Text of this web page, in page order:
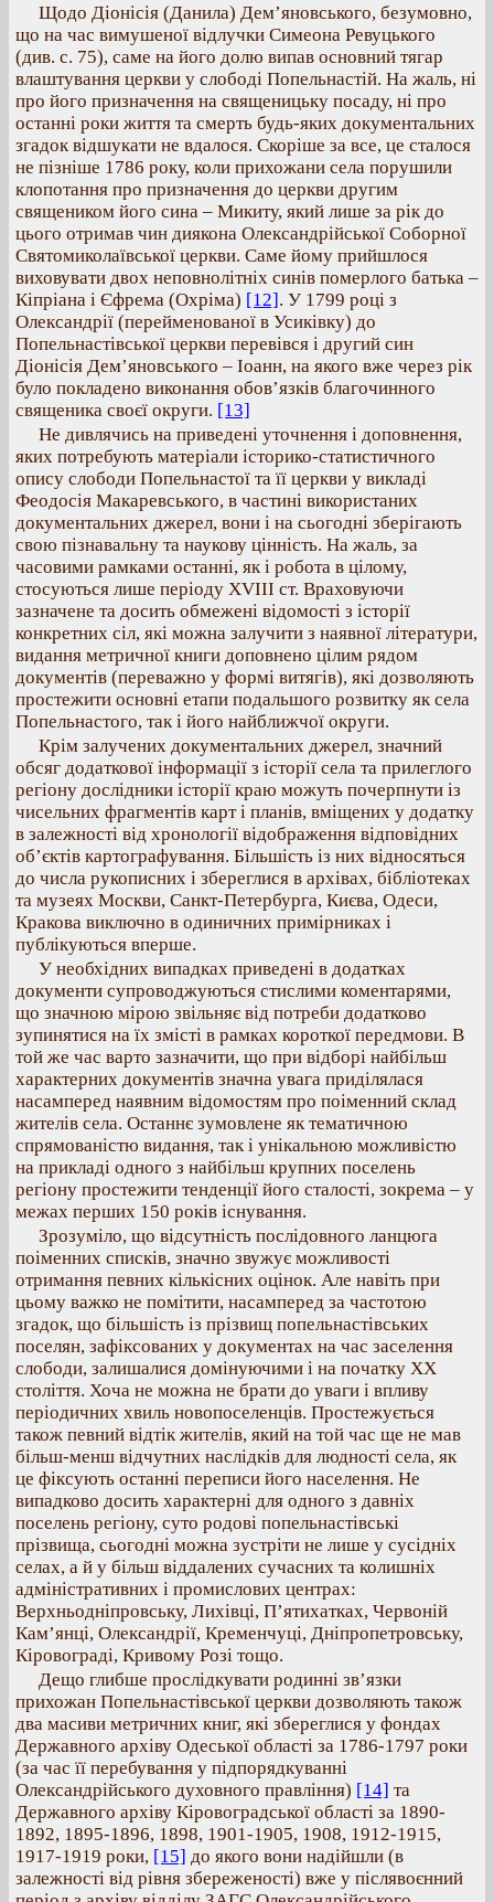
Щодо Діонісія (Данила) Дем’яновського, безумовно,
що на час вимушеної відлучки Симеона Ревуцького
(див. с. 75), саме на його долю випав основний тягар
влаштування церкви у слободі Попельнастій. На жаль, ні
про його призначення на священицьку посаду, ні про
останні роки життя та смерть будь-яких документальних
згадок відшукати не вдалося. Скоріше за все, це сталося
не пізніше 1786 року, коли прихожани села порушили
клопотання про призначення до церкви другим
священиком його сина – Микиту, який лише за рік до
цього отримав чин диякона Олександрійської Соборної
Святомиколаївської церкви. Саме йому прийшлося
виховувати двох неповнолітніх синів померлого батька –
Кіпріана і Єфрема (Охріма) [12]. У 1799 році з
Олександрії (перейменованої в Усиківку) до
Попельнастівської церкви перевівся і другий син
Діонісія Дем’яновського – Іоанн, на якого вже через рік
було покладено виконання обов’язків благочинного
священика своєї округи. [13]
Не дивлячись на приведені уточнення і доповнення,
яких потребують матеріали історико-статистичного
опису слободи Попельнастої та її церкви у викладі
Феодосія Макаревського, в частині використаних
документальних джерел, вони і на сьогодні зберігають
свою пізнавальну та наукову цінність. На жаль, за
часовими рамками останні, як і робота в цілому,
стосуються лише періоду ХVІІІ ст. Враховуючи
зазначене та досить обмежені відомості з історії
конкретних сіл, які можна залучити з наявної літератури,
видання метричної книги доповнено цілим рядом
документів (переважно у формі витягів), які дозволяють
простежити основні етапи подальшого розвитку як села
Попельнастого, так і його найближчої округи.
Крім залучених документальних джерел, значний
обсяг додаткової інформації з історії села та прилеглого
регіону дослідники історії краю можуть почерпнути із
чисельних фрагментів карт і планів, вміщених у додатку
в залежності від хронології відображення відповідних
об’єктів картографування. Більшість із них відносяться
до числа рукописних і збереглися в архівах, бібліотеках
та музеях Москви, Санкт-Петербурга, Києва, Одеси,
Кракова виключно в одиничних примірниках і
публікуються вперше.
У необхідних випадках приведені в додатках
документи супроводжуються стислими коментарями,
що значною мірою звільняє від потреби додатково
зупинятися на їх змісті в рамках короткої передмови. В
той же час варто зазначити, що при відборі найбільш
характерних документів значна увага приділялася
насамперед наявним відомостям про поіменний склад
жителів села. Останнє зумовлене як тематичною
спрямованістю видання, так і унікальною можливістю
на прикладі одного з найбільш крупних поселень
регіону простежити тенденції його сталості, зокрема – у
межах перших 150 років існування.
Зрозуміло, що відсутність послідовного ланцюга
поіменних списків, значно звужує можливості
отримання певних кількісних оцінок. Але навіть при
цьому важко не помітити, насамперед за частотою
згадок, що більшість із прізвищ попельнастівських
поселян, зафіксованих у документах на час заселення
слободи, залишалися домінуючими і на початку ХХ
століття. Хоча не можна не брати до уваги і впливу
періодичних хвиль новопоселенців. Простежується
також певний відтік жителів, який на той час ще не мав
більш-менш відчутних наслідків для людності села, як
це фіксують останні переписи його населення. Не
випадково досить характерні для одного з давніх
поселень регіону, суто родові попельнастівські
прізвища, сьогодні можна зустріти не лише у сусідніх
селах, а й у більш віддалених сучасних та колишніх
адміністративних і промислових центрах:
Верхньодніпровську, Лихівці, П’ятихатках, Червоній
Кам’янці, Олександрії, Кременчуці, Дніпропетровську,
Кіровограді, Кривому Розі тощо.
Дещо глибше прослідкувати родинні зв’язки
прихожан Попельнастівської церкви дозволяють також
два масиви метричних книг, які збереглися у фондах
Державного архіву Одеської області за 1786-1797 роки
(за час її перебування у підпорядкуванні
Олександрійського духовного правління) [14] та
Державного архіву Кіровоградської області за 1890-
1892, 1895-1896, 1898, 1901-1905, 1908, 1912-1915,
1917-1919 роки, [15] до якого вони надійшли (в
залежності від рівня збереженості) вже у післявоєнний